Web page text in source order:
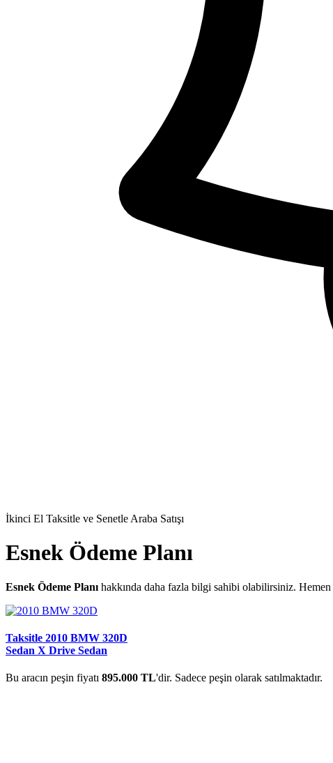
İkinci El Taksitle ve Senetle Araba Satışı
Esnek Ödeme Planı
Esnek Ödeme Planı hakkında daha fazla bilgi sahibi olabilirsiniz. Hemen
Taksitle 2010 BMW 320D
Sedan X Drive Sedan
Bu aracın peşin fiyatı 895.000 TL'dir. Sadece peşin olarak satılmaktadır.